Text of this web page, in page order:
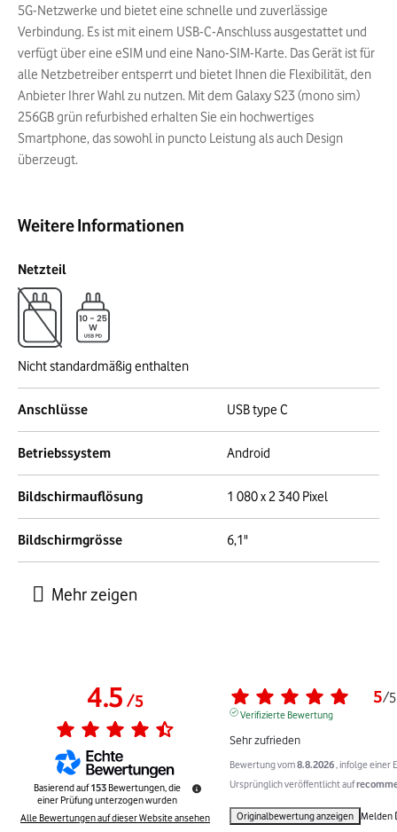
5G-Netzwerke und bietet eine schnelle und zuverlässige
Verbindung. Es ist mit einem USB-C-Anschluss ausgestattet und
verfügt über eine eSIM und eine Nano-SIM-Karte. Das Gerät ist für
alle Netzbetreiber entsperrt und bietet Ihnen die Flexibilität, den
Anbieter Ihrer Wahl zu nutzen. Mit dem Galaxy S23 (mono sim)
256GB grün refurbished erhalten Sie ein hochwertiges
Smartphone, das sowohl in puncto Leistung als auch Design
überzeugt.
Weitere Informationen
Netzteil
Nicht standardmäßig enthalten
Anschlüsse USB type C
Betriebssystem Android
Bildschirmauflösung 1 080 x 2 340 Pixel
Bildschirmgrösse 6,1"
4.5/5
Basierend auf153 Bewertungen, die
einer Prüfung unterzogen wurden
Alle Bewertungen auf dieser Website ansehen
5/5
Verifizierte Bewertung
Sehr zufrieden
Bewertung vom8.8.2026 , infolge einer
Ursprünglich veröffentlicht auf
Originalbewertung anzeigen Melden